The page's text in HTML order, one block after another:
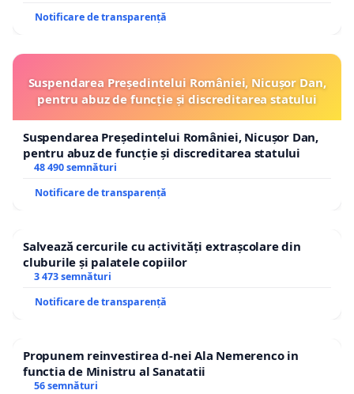
Notificare de transparență
Suspendarea Președintelui României, Nicușor Dan,
pentru abuz de funcție și discreditarea statului
Suspendarea Președintelui României, Nicușor Dan,
pentru abuz de funcție și discreditarea statului
48 490 semnături
Notificare de transparență
Salvează cercurile cu activități extrașcolare din
cluburile și palatele copiilor
3 473 semnături
Notificare de transparență
Propunem reinvestirea d-nei Ala Nemerenco in
functia de Ministru al Sanatatii
56 semnături